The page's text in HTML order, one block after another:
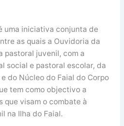
uma iniciativa conjunta de
as quais a Ouvidoria da
pastoral juvenil, com a
social e pastoral escolar, da
do Núcleo do Faial do Corpo
tem como objectivo a
que visam o combate à
na Ilha do Faial.